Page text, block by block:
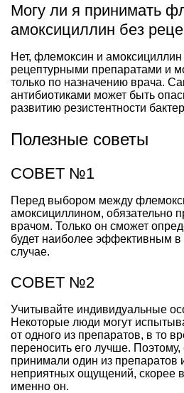
Могу ли я принимать
амоксициллин без
Нет, флемоксин и
рецептурными препаратами и
только по назначению врача.
антибиотиками может быть
развитию резистентности
Полезные советы
СОВЕТ №1
Перед выбором между
амоксициллином, обязательно
врачом. Только он сможет
будет наиболее эффективным
случае.
СОВЕТ №2
Учитывайте индивидуальные
Некоторые люди могут
от одного из препаратов, в то
переносить его лучше.
принимали один из препаратов
неприятных ощущений, скорее
именно он.